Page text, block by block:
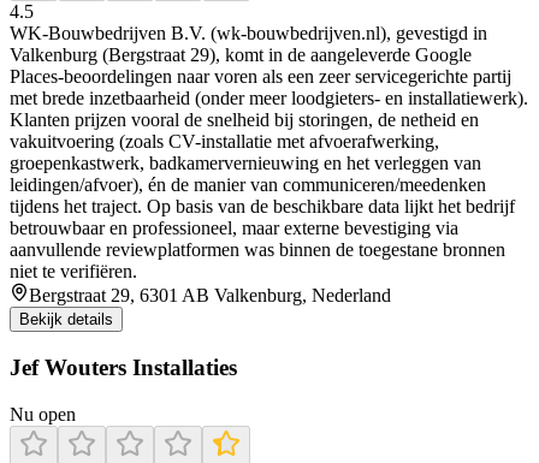
4.5
WK-Bouwbedrijven B.V. (wk-bouwbedrijven.nl), gevestigd in
Valkenburg (Bergstraat 29), komt in de aangeleverde Google
Places-beoordelingen naar voren als een zeer servicegerichte partij
met brede inzetbaarheid (onder meer loodgieters- en installatiewerk).
Klanten prijzen vooral de snelheid bij storingen, de netheid en
vakuitvoering (zoals CV-installatie met afvoerafwerking,
groepenkastwerk, badkamervernieuwing en het verleggen van
leidingen/afvoer), én de manier van communiceren/meedenken
tijdens het traject. Op basis van de beschikbare data lijkt het bedrijf
betrouwbaar en professioneel, maar externe bevestiging via
aanvullende reviewplatformen was binnen de toegestane bronnen
niet te verifiëren.
Bergstraat 29, 6301 AB Valkenburg, Nederland
Bekijk details
Jef Wouters Installaties
Nu open